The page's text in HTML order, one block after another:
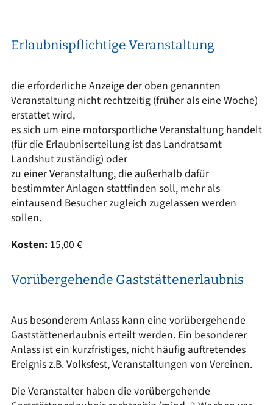
Erlaubnispflichtige Veranstaltung
die erforderliche Anzeige der oben genannten
Veranstaltung nicht rechtzeitig (früher als eine Woche)
erstattet wird,
es sich um eine motorsportliche Veranstaltung handelt
(für die Erlaubniserteilung ist das Landratsamt
Landshut zuständig) oder
zu einer Veranstaltung, die außerhalb dafür
bestimmter Anlagen stattfinden soll, mehr als
eintausend Besucher zugleich zugelassen werden
sollen.
Kosten: 15,00 €
Vorübergehende Gaststättenerlaubnis
Aus besonderem Anlass kann eine vorübergehende
Gaststättenerlaubnis erteilt werden. Ein besonderer
Anlass ist ein kurzfristiges, nicht häufig auftretendes
Ereignis z.B. Volksfest, Veranstaltungen von Vereinen.
Die Veranstalter haben die vorübergehende